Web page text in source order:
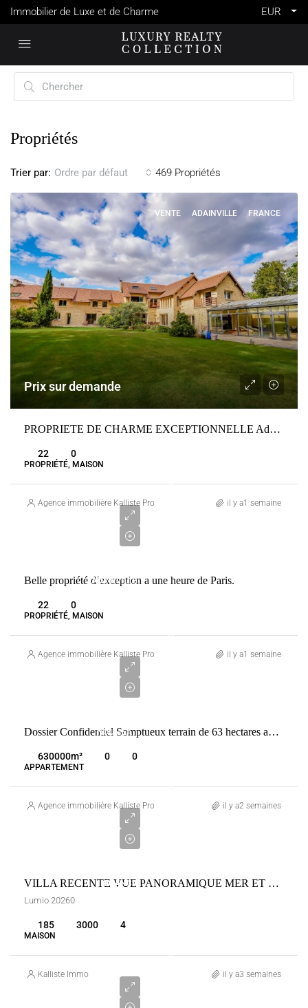
Immobilier de Luxe et de Charme EUR
Propriétés
469 Propriétés
Trier par: Ordre par défaut
VENTE ADAINVILLE FRANCE
Prix sur demande
PROPRIETE DE CHARME EXCEPTIONNELLE Adainville
22 0
PROPRIÉTÉ, MAISON
Agence immobilière Kalliste Properties il y a1 semaine
ADAINVILLE
1
Belle propriété d’exception a une heure de Paris.
22 0
PROPRIÉTÉ, MAISON
Agence immobilière Kalliste Properties il y a1 semaine
NOUMÉA
9
Dossier Confidentiel Somptueux terrain de 63 hectares au Vanuatu
630000m² 0 0
APPARTEMENT
Agence immobilière Kalliste Properties il y a2 semaines
FRANCE
1
VILLA RECENTE VUE PANORAMIQUE MER ET MONTAGNES A LUMIO
Lumio 20260
185 3000 4
MAISON
Kalliste Immo il y a3 semaines
1